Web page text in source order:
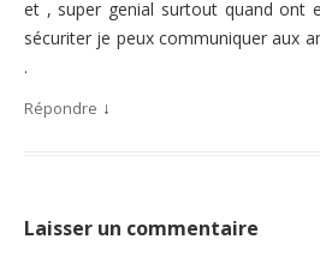
et , super genial surtout quand ont
sécuriter je peux communiquer aux
.
Répondre ↓
Laisser un commentaire